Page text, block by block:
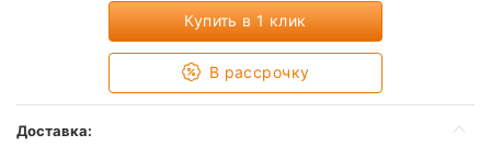
Купить в 1 клик
В рассрочку
Доставка: